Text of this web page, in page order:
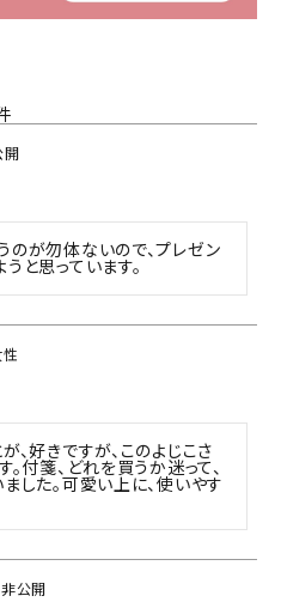
開
のが勿体ないので、プレゼン
と思っています。
性
、好きですが、このよじこさ
。付箋、どれを買うか迷って、
した。可愛い上に、使いやす
非公開